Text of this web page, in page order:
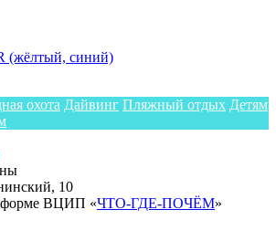
(жёлтый, синий)
охота Дайвинг Пляжный отдых Детям
10
ВЦИП «ЧТО-ГДЕ-ПОЧЁМ»